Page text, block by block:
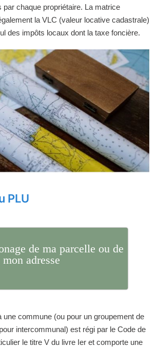
par chaque propriétaire. La matrice
la VLC (valeur locative cadastrale)
des impôts locaux dont la taxe foncière.
PLU
de ma parcelle ou de
mon adresse
une commune (ou pour un groupement de
intercommunal) est régi par le Code de
le titre V du livre Ier et comporte une